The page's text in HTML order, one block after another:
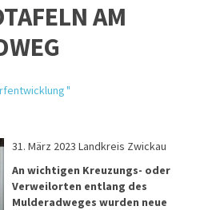
AM
"
31. März 2023 Landkreis Zwickau
An wichtigen Kreuzungs- oder
Verweilorten entlang des
Mulderadweges wurden neue